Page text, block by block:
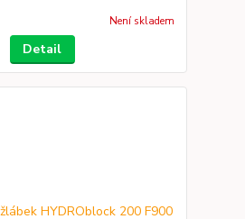
Není skladem
Detail